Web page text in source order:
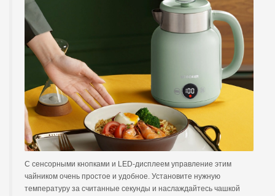
С сенсорными кнопками и LED-дисплеем управление этим
чайником очень простое и удобное. Установите нужную
температуру за считанные секунды и наслаждайтесь чашкой